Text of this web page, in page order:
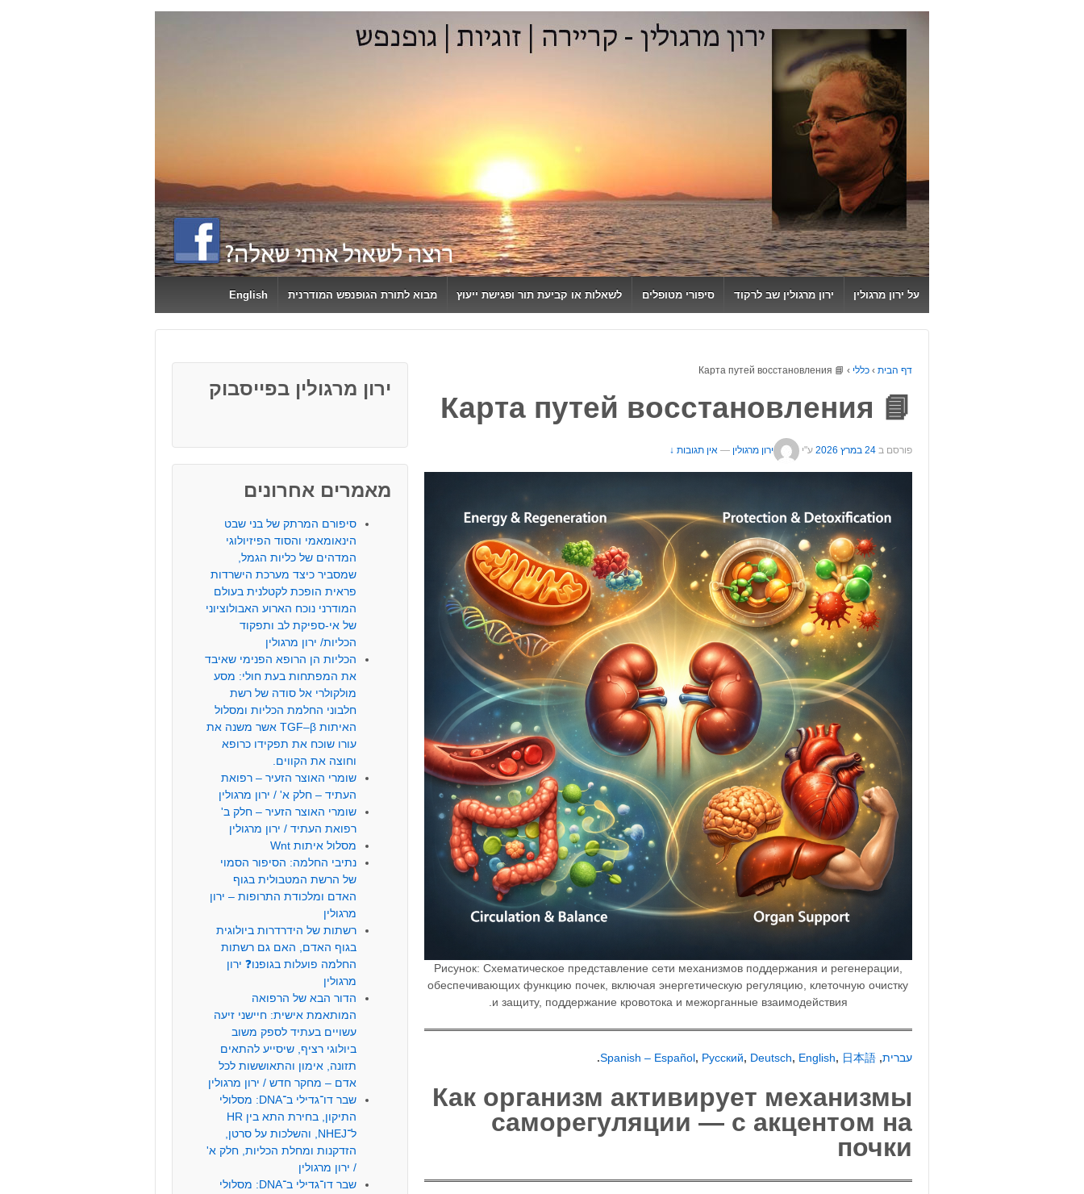
CONTENT
על ירון מרגולין ירון מרגולין שב לרקוד סיפורי מטופלים לשאלות או קביעת תור ופגישת ייעוץ מבוא לתורת הגופנפש המודרנית English
דף הבית › כללי ›
📘 Карта путей восстановления
📘 Карта путей восстановления
פורסם ב 24 במרץ 2026 ע"י ירון מרגולין — אין תגובות ↓
Рисунок: Схематическое представление сети механизмов поддержания и регенерации,
обеспечивающих функцию почек, включая энергетическую регуляцию, клеточную очистку
и защиту, поддержание кровотока и межорганные взаимодействия.
עברית,
Spanish – Español, Русский, Deutsch, English, 日本語
.
Как организм активирует механизмы
саморегуляции — с акцентом на
почки
ירון מרגולין בפייסבוק
מאמרים אחרונים
סיפורם המרתק של בני שבט
הינאומאמי והסוד הפיזיולוגי
המדהים של כליות הגמל,
שמסביר כיצד מערכת הישרדות
פראית הופכת לקטלנית בעולם
המודרני נוכח הארוע האבולוציוני
של אי-ספיקת לב ותפקוד
הכליות/ ירון מרגולין
הכליות הן הרופא הפנימי שאיבד
את המפתחות בעת חולי: מסע
מולקולרי אל סודה של רשת
חלבוני החלמת הכליות ומסלול
האיתות TGF–β אשר משנה את
עורו שוכח את תפקידו כרופא
וחוצה את הקווים.
שומרי האוצר הזעיר – רפואת
העתיד – חלק א' / ירון מרגולין
שומרי האוצר הזעיר – חלק ב'
רפואת העתיד / ירון מרגולין
מסלול איתות Wnt
נתיבי החלמה: הסיפור הסמוי
של הרשת המטבולית בגוף
האדם ומלכודת התרופות – ירון
מרגולין
רשתות של הידרדרות ביולוגית
בגוף האדם, האם גם רשתות
החלמה פועלות בגופנו❓ ירון
מרגולין
הדור הבא של הרפואה
המותאמת אישית: חיישני זיעה
עשויים בעתיד לספק משוב
ביולוגי רציף, שיסייע להתאים
תזונה, אימון והתאוששות לכל
אדם – מחקר חדש / ירון מרגולין
שבר דו־גדילי ב־DNA: מסלולי
התיקון, בחירת התא בין HR
ל־NHEJ, והשלכות על סרטן,
הזדקנות ומחלת הכליות, חלק א'
/ ירון מרגולין
שבר דו־גדילי ב־DNA: מסלולי